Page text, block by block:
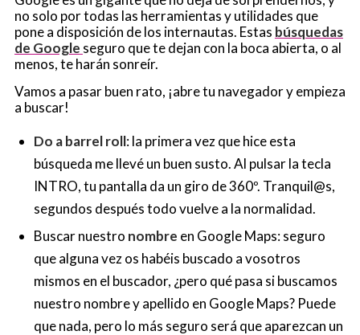
no solo por todas las herramientas y utilidades que
pone a disposición de los internautas. Estas búsquedas
de Google seguro que te dejan con la boca abierta, o al
menos, te harán sonreír.
Vamos a pasar buen rato, ¡abre tu navegador y empieza
a buscar!
Do a barrel roll: la primera vez que hice esta
búsqueda me llevé un buen susto. Al pulsar la tecla
INTRO, tu pantalla da un giro de 360º. Tranquil@s,
segundos después todo vuelve a la normalidad.
Buscar nuestro nombre en Google Maps: seguro
que alguna vez os habéis buscado a vosotros
mismos en el buscador, ¿pero qué pasa si buscamos
nuestro nombre y apellido en Google Maps? Puede
que nada, pero lo más seguro será que aparezcan un